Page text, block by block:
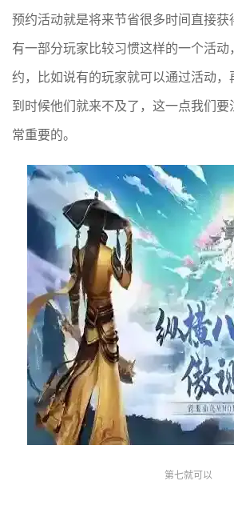
预约活动就是将来节省很多时间直接
有一部分玩家比较习惯这样的一个活
约，比如说有的玩家就可以通过活动，
到时候他们就来不及了，这一点我们
常重要的。
第七就可以